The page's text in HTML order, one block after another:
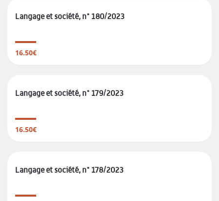
Langage et société, n° 180/2023
16.50€
Langage et société, n° 179/2023
16.50€
Langage et société, n° 178/2023